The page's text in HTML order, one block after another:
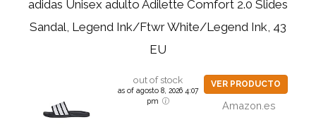
adidas Unisex adulto Adilette Comfort 2.0 Slides
Sandal, Legend Ink/Ftwr White/Legend Ink, 43
EU
out of stock
as of agosto 8, 2026 4:07
pm
VER PRODUCTO
Amazon.es